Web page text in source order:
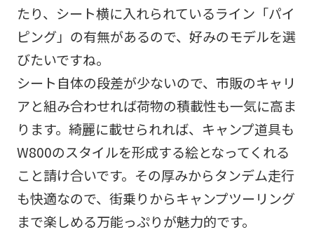
たり、シート横に入れられているライン「パイ
ピング」の有無があるので、好みのモデルを選
びたいですね。
シート自体の段差が少ないので、市販のキャリ
アと組み合わせれば荷物の積載性も一気に高ま
ります。綺麗に載せられれば、キャンプ道具も
W800のスタイルを形成する絵となってくれる
こと請け合いです。その厚みからタンデム走行
も快適なので、街乗りからキャンプツーリング
まで楽しめる万能っぷりが魅力的です。